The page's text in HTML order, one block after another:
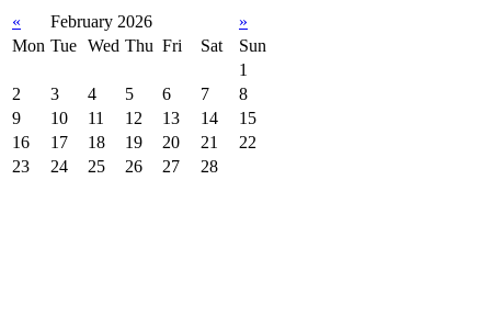
« February 2026
»
Mon Tue Wed Thu Fri Sat
Sun
1
2
3 4 5 6 7
8
9
10 11 12 13 14
15
16
17 18 19 20 21
22
23
24 25 26 27 28